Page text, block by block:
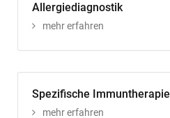
Allergiediagnostik
mehr erfahren
Spezifische Immuntherapie
mehr erfahren